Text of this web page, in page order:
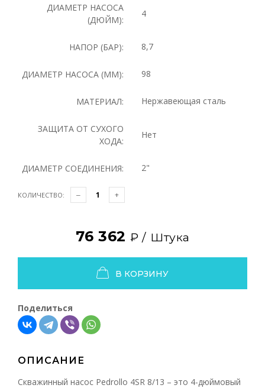
ДИАМЕТР НАСОСА
(ДЮЙМ):
4
НАПОР (БАР): 8,7
ДИАМЕТР НАСОСА (ММ): 98
МАТЕРИАЛ: Нержавеющая сталь
ЗАЩИТА ОТ СУХОГО
ХОДА:
Нет
ДИАМЕТР СОЕДИНЕНИЯ: 2"
КОЛИЧЕСТВО:
76 362 ₽ / Штука
В КОРЗИНУ
Поделиться
ОПИСАНИЕ
Скважинный насос Pedrollo 4SR 8/13 – это 4-дюймовый